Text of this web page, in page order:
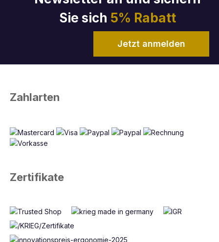
Sie sich 5% Rabatt
Jetzt anmelden
Zahlarten
Zertifikate